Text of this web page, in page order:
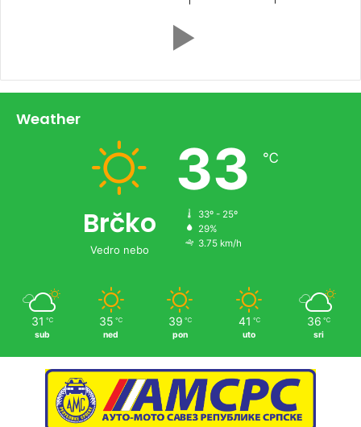
Weather
Brčko
Vedro nebo
33 ℃
33º - 25º
29%
3.75 km/h
31 ℃
sub
35 ℃
ned
39 ℃
pon
41 ℃
uto
36 ℃
sri